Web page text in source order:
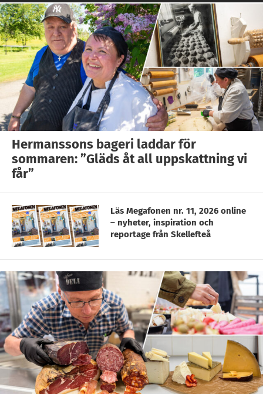
Hermanssons bageri laddar för
sommaren: ”Gläds åt all uppskattning vi
får”
Läs Megafonen nr. 11, 2026 online
– nyheter, inspiration och
reportage från Skellefteå